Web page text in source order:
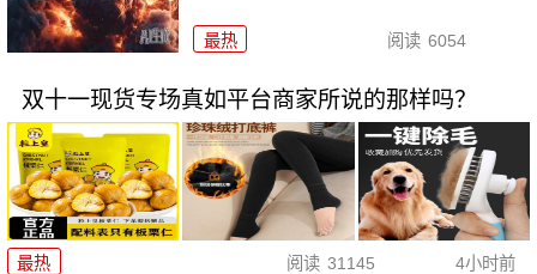
最热 阅读 6054
双十一现货专场真如平台商家所说的那样吗？
最热 阅读 31145 4小时前